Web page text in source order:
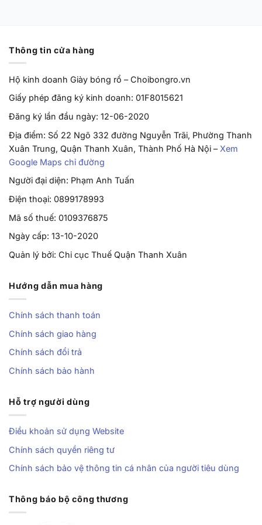
Thông tin cửa hàng
Hộ kinh doanh Giày bóng rổ – Choibongro.vn
Giấy phép đăng ký kinh doanh: 01F8015621
Đăng ký lần đầu ngày: 12-06-2020
Địa điểm: Số 22 Ngõ 332 đường Nguyễn Trãi, Phường Thanh
Xuân Trung, Quận Thanh Xuân, Thành Phố Hà Nội – Xem
Google Maps chỉ đường
Người đại diện: Phạm Anh Tuấn
Điện thoại: 0899178993
Mã số thuế: 0109376875
Ngày cấp: 13-10-2020
Quản lý bởi: Chi cục Thuế Quận Thanh Xuân
Hướng dẫn mua hàng
Chính sách thanh toán
Chính sách giao hàng
Chính sách đổi trả
Chính sách bảo hành
Hỗ trợ người dùng
Điều khoản sử dụng Website
Chính sách quyền riêng tư
Chính sách bảo vệ thông tin cá nhân của người tiêu dùng
Thông báo bộ công thương